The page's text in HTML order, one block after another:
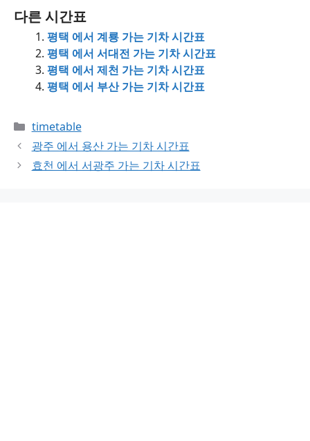
다른 시간표
평택 에서 계룡 가는 기차 시간표
평택 에서 서대전 가는 기차 시간표
평택 에서 제천 가는 기차 시간표
평택 에서 부산 가는 기차 시간표
Categories
timetable
광주 에서 용산 가는 기차 시간표
효천 에서 서광주 가는 기차 시간표